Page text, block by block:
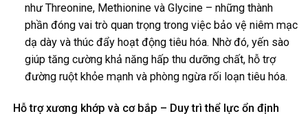
như Threonine, Methionine và Glycine – những thành
phần đóng vai trò quan trọng trong việc bảo vệ niêm mạc
dạ dày và thúc đẩy hoạt động tiêu hóa. Nhờ đó, yến sào
giúp tăng cường khả năng hấp thu dưỡng chất, hỗ trợ
đường ruột khỏe mạnh và phòng ngừa rối loạn tiêu hóa.
Hỗ trợ xương khớp và cơ bắp – Duy trì thể lực ổn định